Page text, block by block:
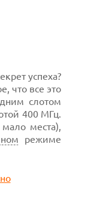
успеха?
что все это
слотом
400 МГц.
места),
режиме